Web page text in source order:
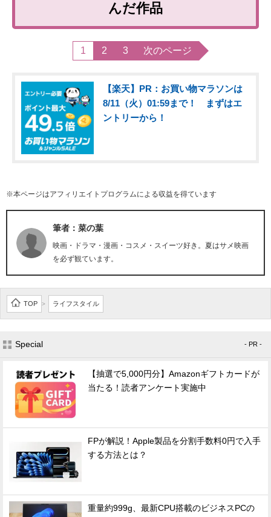
んだ作品
1 2 3 次のページ
【楽天】PR：お買い物マラソンは
8/11（火）01:59まで！ まずはエ
ントリーから！
※本ページはアフィリエイトプログラムによる収益を得ています
筆者：菜の葉
映画・ドラマ・漫画・コスメ・スイーツ好き。夏はサメ映画
を必ず観ています。
TOP > ライフスタイル
Special - PR -
【抽選で5,000円分】Amazonギフトカードが
当たる！読者アンケート実施中
FPが解説！Apple製品を分割手数料0円で入手
する方法とは？
重量約999g、最新CPU搭載のビジネスPCの